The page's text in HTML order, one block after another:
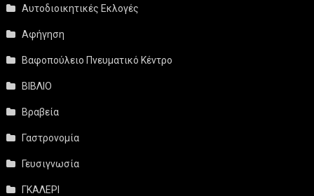
Αυτοδιοικητικές Εκλογές
Αφήγηση
Βαφοπούλειο Πνευματικό Κέντρο
ΒΙΒΛΙΟ
Βραβεία
Γαστρονομία
Γευσιγνωσία
ΓΚΑΛΕΡΙ